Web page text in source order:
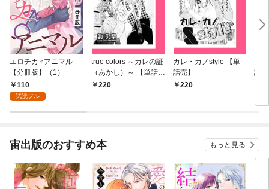
エロチカ♂アニマル
【分冊版】（1）
110
試読フル
true colors ～カレの証
（あかし）～ 【単話
売】220
カレ・カノstyle 【単
話売】
220
話
宙出版のおすすめ本 もっと見る